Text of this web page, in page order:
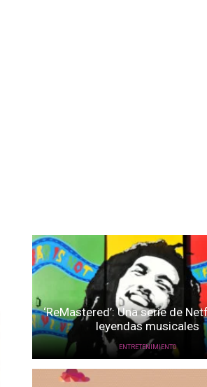
‘ReMastered’: Una serie de
leyendas musicales
ENTRETENIMIENTO